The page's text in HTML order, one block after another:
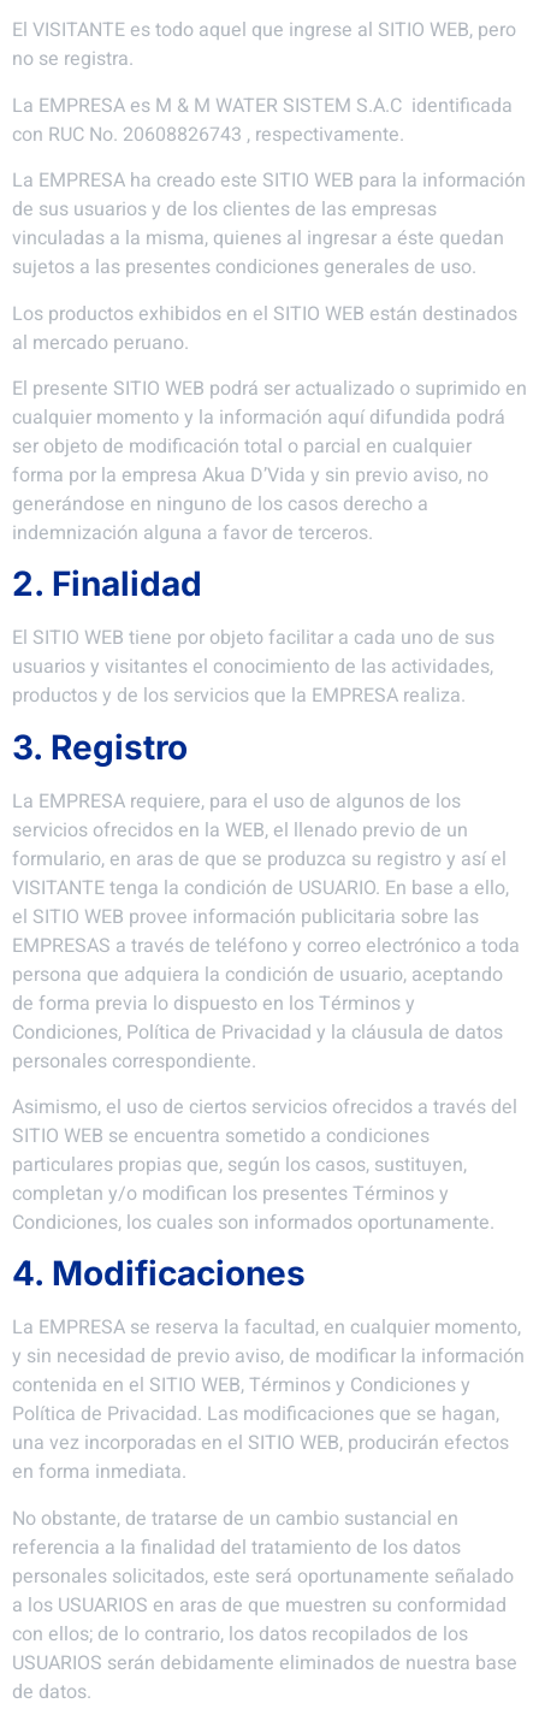
El VISITANTE es todo aquel que ingrese al SITIO WEB, pero
no se registra.
La EMPRESA es M & M WATER SISTEM S.A.C identificada
con RUC No. 20608826743 , respectivamente.
La EMPRESA ha creado este SITIO WEB para la información
de sus usuarios y de los clientes de las empresas
vinculadas a la misma, quienes al ingresar a éste quedan
sujetos a las presentes condiciones generales de uso.
Los productos exhibidos en el SITIO WEB están destinados
al mercado peruano.
El presente SITIO WEB podrá ser actualizado o suprimido en
cualquier momento y la información aquí difundida podrá
ser objeto de modificación total o parcial en cualquier
forma por la empresa Akua D’Vida y sin previo aviso, no
generándose en ninguno de los casos derecho a
indemnización alguna a favor de terceros.
2. Finalidad
El SITIO WEB tiene por objeto facilitar a cada uno de sus
usuarios y visitantes el conocimiento de las actividades,
productos y de los servicios que la EMPRESA realiza.
3. Registro
La EMPRESA requiere, para el uso de algunos de los
servicios ofrecidos en la WEB, el llenado previo de un
formulario, en aras de que se produzca su registro y así el
VISITANTE tenga la condición de USUARIO. En base a ello,
el SITIO WEB provee información publicitaria sobre las
EMPRESAS a través de teléfono y correo electrónico a toda
persona que adquiera la condición de usuario, aceptando
de forma previa lo dispuesto en los Términos y
Condiciones, Política de Privacidad y la cláusula de datos
personales correspondiente.
Asimismo, el uso de ciertos servicios ofrecidos a través del
SITIO WEB se encuentra sometido a condiciones
particulares propias que, según los casos, sustituyen,
completan y/o modifican los presentes Términos y
Condiciones, los cuales son informados oportunamente.
4. Modificaciones
La EMPRESA se reserva la facultad, en cualquier momento,
y sin necesidad de previo aviso, de modificar la información
contenida en el SITIO WEB, Términos y Condiciones y
Política de Privacidad. Las modificaciones que se hagan,
una vez incorporadas en el SITIO WEB, producirán efectos
en forma inmediata.
No obstante, de tratarse de un cambio sustancial en
referencia a la finalidad del tratamiento de los datos
personales solicitados, este será oportunamente señalado
a los USUARIOS en aras de que muestren su conformidad
con ellos; de lo contrario, los datos recopilados de los
USUARIOS serán debidamente eliminados de nuestra base
de datos.